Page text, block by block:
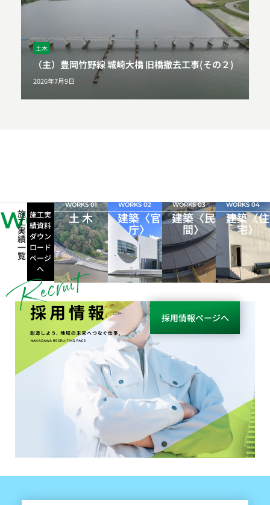
土木
（主）豊岡竹野線 城崎大橋 旧橋撤去工事(その２)
2026年7月9日
WORKS
施
工
実
績
一
覧
施工実
績資料
ダウン
ロード
ページ
へ
WORKS 01
土 木
WORKS 02
建築〈官
庁〉
WORKS 03
建築〈民
間〉
WORKS 04
建築〈住
宅〉
採用情報 採用情報ページへ